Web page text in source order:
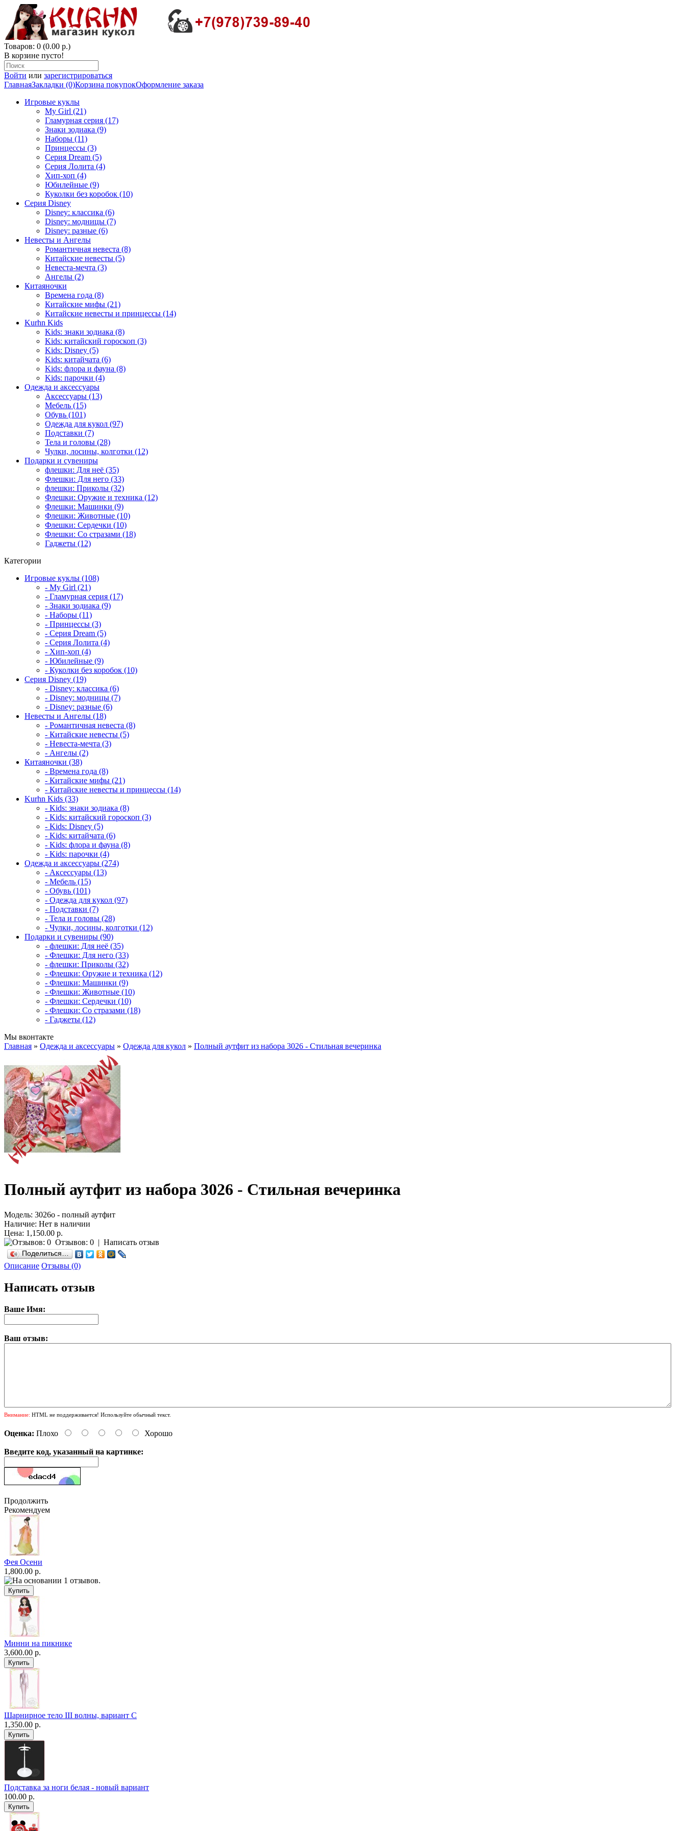
Товаров: 0 (0.00 р.)
В корзине пусто!
Войти или зарегистрироваться
ГлавнаяЗакладки (0)Корзина покупокОформление заказа
Игровые куклы
My Girl (21)
Гламурная серия (17)
Знаки зодиака (9)
Наборы (11)
Принцессы (3)
Серия Dream (5)
Серия Лолита (4)
Хип-хоп (4)
Юбилейные (9)
Куколки без коробок (10)
Серия Disney
Disney: классика (6)
Disney: модницы (7)
Disney: разные (6)
Невесты и Ангелы
Романтичная невеста (8)
Китайские невесты (5)
Невеста-мечта (3)
Ангелы (2)
Китаяночки
Времена года (8)
Китайские мифы (21)
Китайские невесты и принцессы (14)
Kurhn Kids
Kids: знаки зодиака (8)
Kids: китайский гороскоп (3)
Kids: Disney (5)
Kids: китайчата (6)
Kids: флора и фауна (8)
Kids: парочки (4)
Одежда и аксессуары
Аксессуары (13)
Мебель (15)
Обувь (101)
Одежда для кукол (97)
Подставки (7)
Тела и головы (28)
Чулки, лосины, колготки (12)
Подарки и сувениры
флешки: Для неё (35)
Флешки: Для него (33)
флешки: Приколы (32)
Флешки: Оружие и техника (12)
Флешки: Машинки (9)
Флешки: Животные (10)
Флешки: Сердечки (10)
Флешки: Со стразами (18)
Гаджеты (12)
Категории
Игровые куклы (108)
- My Girl (21)
- Гламурная серия (17)
- Знаки зодиака (9)
- Наборы (11)
- Принцессы (3)
- Серия Dream (5)
- Серия Лолита (4)
- Хип-хоп (4)
- Юбилейные (9)
- Куколки без коробок (10)
Серия Disney (19)
- Disney: классика (6)
- Disney: модницы (7)
- Disney: разные (6)
Невесты и Ангелы (18)
- Романтичная невеста (8)
- Китайские невесты (5)
- Невеста-мечта (3)
- Ангелы (2)
Китаяночки (38)
- Времена года (8)
- Китайские мифы (21)
- Китайские невесты и принцессы (14)
Kurhn Kids (33)
- Kids: знаки зодиака (8)
- Kids: китайский гороскоп (3)
- Kids: Disney (5)
- Kids: китайчата (6)
- Kids: флора и фауна (8)
- Kids: парочки (4)
Одежда и аксессуары (274)
- Аксессуары (13)
- Мебель (15)
- Обувь (101)
- Одежда для кукол (97)
- Подставки (7)
- Тела и головы (28)
- Чулки, лосины, колготки (12)
Подарки и сувениры (90)
- флешки: Для неё (35)
- Флешки: Для него (33)
- флешки: Приколы (32)
- Флешки: Оружие и техника (12)
- Флешки: Машинки (9)
- Флешки: Животные (10)
- Флешки: Сердечки (10)
- Флешки: Со стразами (18)
- Гаджеты (12)
Мы вконтакте
Главная » Одежда и аксессуары » Одежда для кукол » Полный аутфит из набора 3026 - Стильная вечеринка
Полный аутфит из набора 3026 - Стильная вечеринка
Модель: 3026о - полный аутфит
Наличие: Нет в наличии
Цена: 1,150.00 р.
Отзывов: 0 | Написать отзыв
Поделиться…
Описание Отзывы (0)
Написать отзыв
Ваше Имя:
Ваш отзыв:
Внимание: HTML не поддерживается! Используйте обычный текст.
Оценка: Плохо Хорошо
Введите код, указанный на картинке:
Продолжить
Рекомендуем
Фея Осени
1,800.00 р.
Минни на пикнике
3,600.00 р.
Шарнирное тело III волны, вариант C
1,350.00 р.
Подставка за ноги белая - новый вариант
100.00 р.